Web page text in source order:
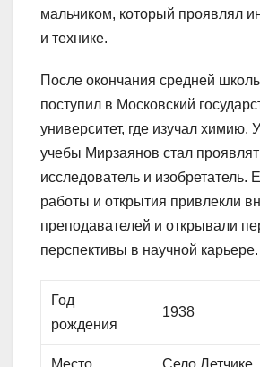
мальчиком, который проявлял
и технике.
После окончания средней
поступил в Московский
университет, где изучал химию.
учебы Мирзаянов стал
исследователь и изобретатель.
работы и открытия привлекли
преподавателей и открывали
перспективы в научной карьере.
Год
рождения
1938